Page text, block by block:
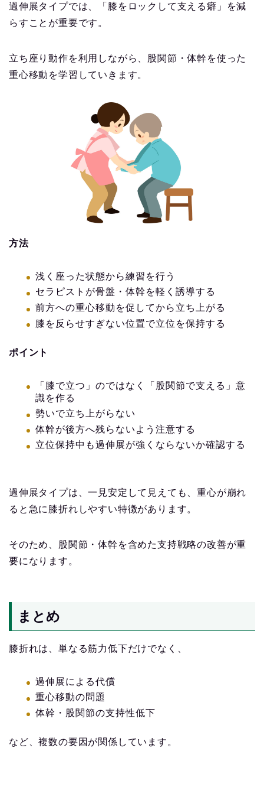
過伸展タイプでは、「膝をロックして支える癖」を減
らすことが重要です。
立ち座り動作を利用しながら、股関節・体幹を使った
重心移動を学習していきます。
方法
浅く座った状態から練習を行う
セラピストが骨盤・体幹を軽く誘導する
前方への重心移動を促してから立ち上がる
膝を反らせすぎない位置で立位を保持する
ポイント
「膝で立つ」のではなく「股関節で支える」意
識を作る
勢いで立ち上がらない
体幹が後方へ残らないよう注意する
立位保持中も過伸展が強くならないか確認する
過伸展タイプは、一見安定して見えても、重心が崩れ
ると急に膝折れしやすい特徴があります。
そのため、股関節・体幹を含めた支持戦略の改善が重
要になります。
まとめ
膝折れは、単なる筋力低下だけでなく、
過伸展による代償
重心移動の問題
体幹・股関節の支持性低下
など、複数の要因が関係しています。